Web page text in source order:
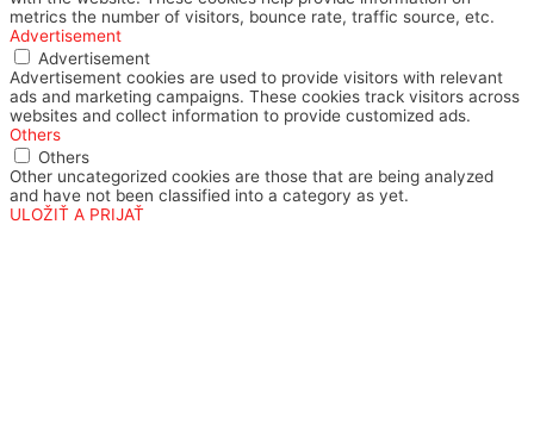
metrics the number of visitors, bounce rate, traffic source, etc.
Advertisement
Advertisement
Advertisement cookies are used to provide visitors with relevant
ads and marketing campaigns. These cookies track visitors across
websites and collect information to provide customized ads.
Others
Others
Other uncategorized cookies are those that are being analyzed
and have not been classified into a category as yet.
ULOŽIŤ A PRIJAŤ